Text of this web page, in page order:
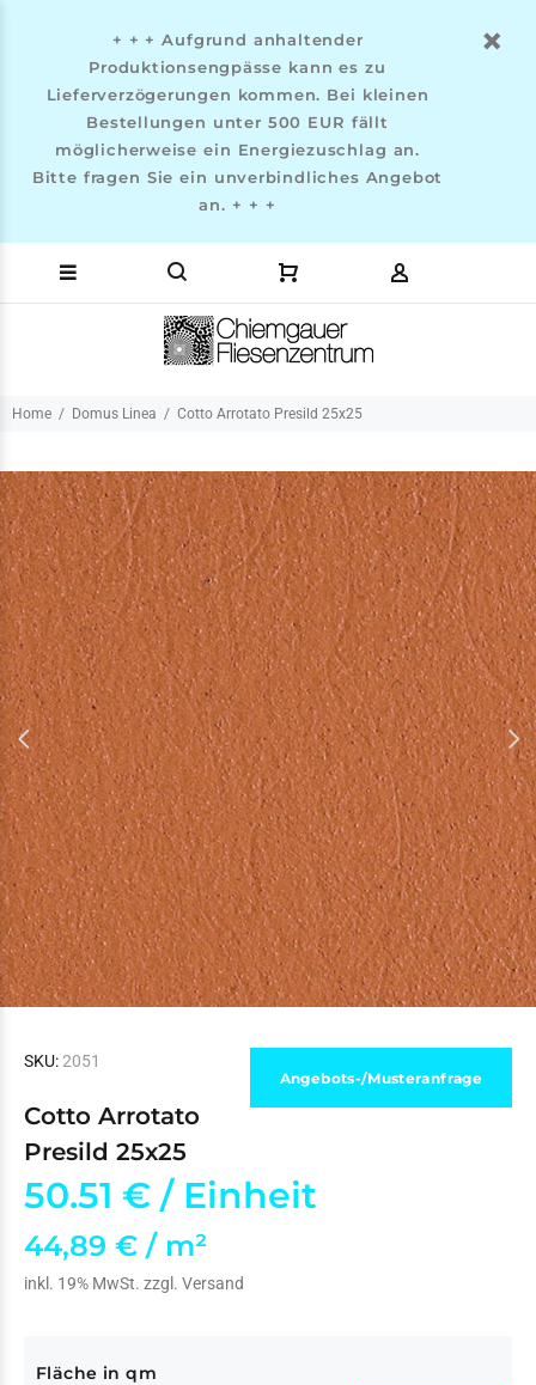
+ + + Aufgrund anhaltender
Produktionsengpässe kann es zu
Lieferverzögerungen kommen. Bei kleinen
Bestellungen unter 500 EUR fällt
möglicherweise ein Energiezuschlag an.
Bitte fragen Sie ein unverbindliches Angebot
an. + + +
Home Domus Linea Cotto Arrotato Presild 25x25
Angebots-/Musteranfrage
SKU:2051
Cotto Arrotato
Presild 25x25
50.51 € / Einheit
44,89 € / m²
inkl. 19% MwSt. zzgl. Versand
Fläche in qm